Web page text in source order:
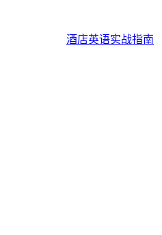
酒店英语实战指南